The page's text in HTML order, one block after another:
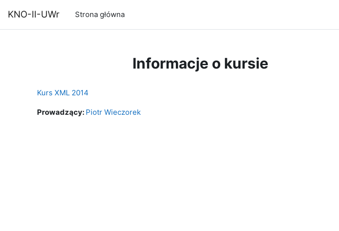
KNO-II-UWr Strona główna
Informacje o kursie
Kurs XML 2014
Prowadzący: Piotr Wieczorek